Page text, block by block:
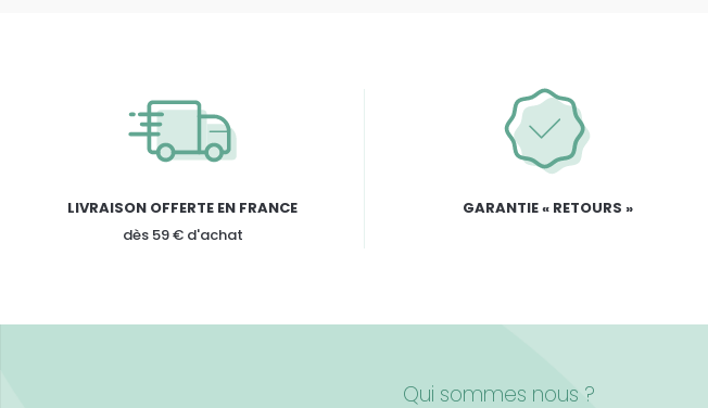
LIVRAISON OFFERTE EN FRANCE
dès 59 € d'achat
GARANTIE « RETOURS »
Qui sommes nous ?